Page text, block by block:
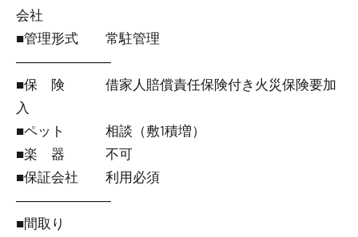
会社
■管理形式 常駐管理
―――――――
■保 険 借家人賠償責任保険付き火災保険要加
入
■ペット 相談（敷1積増）
■楽 器 不可
■保証会社 利用必須
―――――――
■間取り